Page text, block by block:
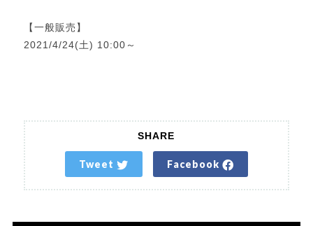
【一般販売】
2021/4/24(土) 10:00～
SHARE
Tweet Facebook